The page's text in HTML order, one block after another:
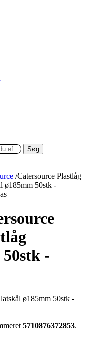
Søg
/Catersource Plastlåg
ø185mm 50stk -
-
ø185mm 50stk -
5710876372853.